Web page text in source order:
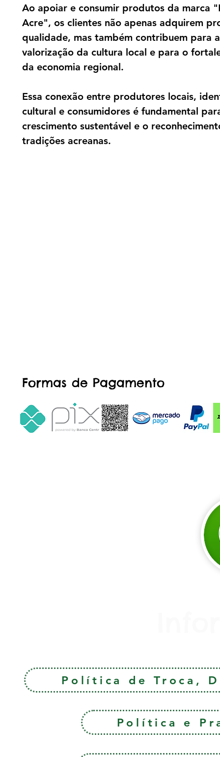
Ao apoiar e consumir produtos da marca
Acre", os clientes não apenas adquirem
qualidade, mas também contribuem para a
valorização da cultura local e para o
da economia regional.
Essa conexão entre produtores locais,
cultural e consumidores é fundamental
crescimento sustentável e o
tradições acreanas.
Formas de Pagamento
Política de Troca,
Política e